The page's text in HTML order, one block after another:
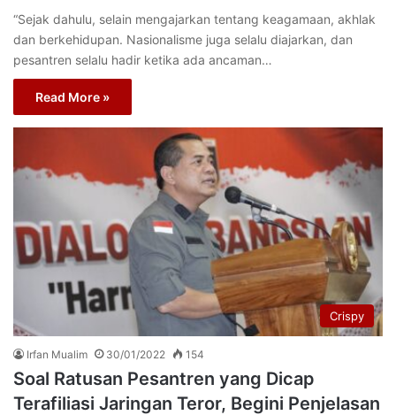
“Sejak dahulu, selain mengajarkan tentang keagamaan, akhlak
dan berkehidupan. Nasionalisme juga selalu diajarkan, dan
pesantren selalu hadir ketika ada ancaman…
Read More »
Crispy
Irfan Mualim 30/01/2022 154
Soal Ratusan Pesantren yang Dicap
Terafiliasi Jaringan Teror, Begini Penjelasan